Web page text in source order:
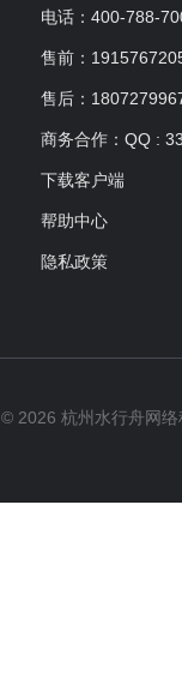
电话：400-788-
售前：
售后：
商务合作：QQ :
下载客户端
帮助中心
隐私政策
© 2026 杭州水行舟网